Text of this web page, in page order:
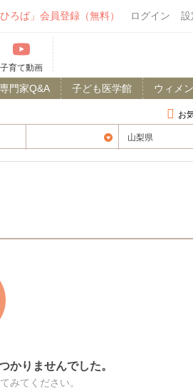
ろば」会員登録（無料） ログイン 設
子育て動画
ウィメ
子ども医学館
専門家Q&A
お
かりませんでした。
みてください。